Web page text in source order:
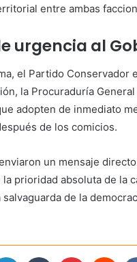
entre ambas
urgencia al
el Partido Conservador
la Procuraduría
adopten de inmediato
de los comicios.
un mensaje
prioridad absoluta de la
de la
LinkedIn Tumblr Pinterest